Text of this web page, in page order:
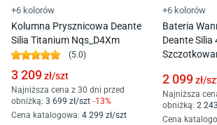
+6 kolorów
Kolumna Prysznicowa Deante
Silia Titanium Nqs_D4Xm
(5.0)
3 209zł/szt
Najniższa cena z 30 dni przed
obniżką: 3 699 zł/szt -13%
Cena katalogowa: 4 299 zł/szt
+6 kolorów
Bateria
Deante
2 099zł/
Najniższa
obniżką: 2 243
Cena